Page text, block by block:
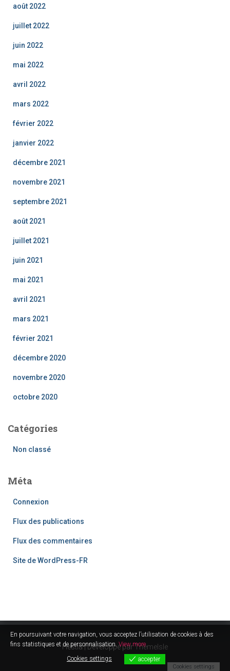
août 2022
juillet 2022
juin 2022
mai 2022
avril 2022
mars 2022
février 2022
janvier 2022
décembre 2021
novembre 2021
septembre 2021
août 2021
juillet 2021
juin 2021
mai 2021
avril 2021
mars 2021
février 2021
décembre 2020
novembre 2020
octobre 2020
Catégories
Non classé
Méta
Connexion
Flux des publications
Flux des commentaires
Site de WordPress-FR
Hestia | Développé parThemeIsle
En poursuivant votre navigation, vous acceptez l’utilisation de cookies à des
fins statistiques et de personnalisation. View more
Cookies settings
accepter
Cookies settings